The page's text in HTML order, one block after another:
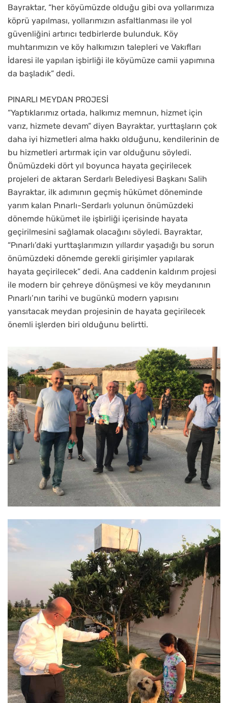
Bayraktar, “her köyümüzde olduğu gibi ova yollarımıza
köprü yapılması, yollarımızın asfaltlanması ile yol
güvenliğini artırıcı tedbirlerde bulunduk. Köy
muhtarımızın ve köy halkımızın talepleri ve Vakıfları
İdaresi ile yapılan işbirliği ile köyümüze camii yapımına
da başladık” dedi.
PINARLI MEYDAN PROJESİ
“Yaptıklarımız ortada, halkımız memnun, hizmet için
varız, hizmete devam” diyen Bayraktar, yurttaşların çok
daha iyi hizmetleri alma hakkı olduğunu, kendilerinin de
bu hizmetleri artırmak için var olduğunu söyledi.
Önümüzdeki dört yıl boyunca hayata geçirilecek
projeleri de aktaran Serdarlı Belediyesi Başkanı Salih
Bayraktar, ilk adımının geçmiş hükümet döneminde
yarım kalan Pınarlı-Serdarlı yolunun önümüzdeki
dönemde hükümet ile işbirliği içerisinde hayata
geçirilmesini sağlamak olacağını söyledi. Bayraktar,
“Pınarlı’daki yurttaşlarımızın yıllardır yaşadığı bu sorun
önümüzdeki dönemde gerekli girişimler yapılarak
hayata geçirilecek” dedi. Ana caddenin kaldırım projesi
ile modern bir çehreye dönüşmesi ve köy meydanının
Pınarlı’nın tarihi ve bugünkü modern yapısını
yansıtacak meydan projesinin de hayata geçirilecek
önemli işlerden biri olduğunu belirtti.